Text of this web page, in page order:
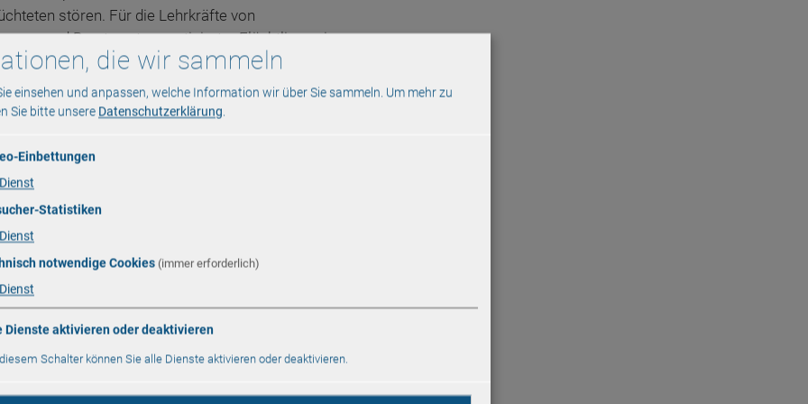
stören. Für die Lehrkräfte von
und Beratung traumatisierter Flüchtlinge eine
gilt.
für Migration und Flüchtlinge (BAMF) seit
zugelassener Integrationskurslehrkräfte an
Geflüchteten. Die Lehrkräfte erhalten
Hilfsmittel, mit denen ein traumasensibler
und Weiterbildungen von deutschlandweit 26
ansässig.
Trägern, die Fortbildungen im Bereich
Lehrkräfte anbieten. Das Bundesamt
der Vorstellung eines Kurskonzepts für die
für den Unterricht mit traumatisierten
entsprechende Fortbildungen künftig (auch
wir unser Fortbildungsangebot und bieten ab
und Traumazentrierte Fachberatung DeGPT
die wir sammeln
einsehen und anpassen, welche Information wir über Sie sammeln. Um mehr zu
Sie bitte unsere Datenschutzerklärung.
Einbettungen
Dienst
Statistiken
Dienst
notwendige Cookies (immer erforderlich)
Dienst
Dienste aktivieren oder deaktivieren
Schalter können Sie alle Dienste aktivieren oder deaktivieren.